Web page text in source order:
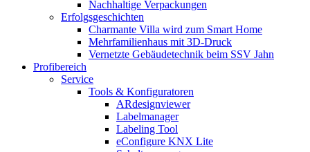
Nachhaltige Verpackungen
Erfolgsgeschichten
Charmante Villa wird zum Smart Home
Mehrfamilienhaus mit 3D-Druck
Vernetzte Gebäudetechnik beim SSV Jahn
Profibereich
Service
Tools & Konfiguratoren
ARdesignviewer
Labelmanager
Labeling Tool
eConfigure KNX Lite